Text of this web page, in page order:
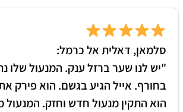
סלמאן, דאלית אל כרמל:
"יש לנו שער ברזל ענק. המנעול שלו
בחורף. אייל הגיע בגשם. הוא פירק
הוא התקין מנעול חדש וחזק.